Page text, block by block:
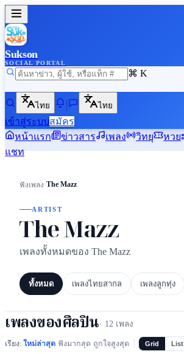
Sukson
SOCIAL PORTAL
⌘ K
ไทย ไทย
เข้าสู่ระบบสมัคร
หน้าแรก
ข่าวสาร เพลง วิทยุ หวย
แชท
ฟังเพลง›The Mazz
ARTIST
The Mazz
เพลงทั้งหมดของ The Mazz
ทั้งหมด เพลงไทยสากล เพลงลูกทุ่ง
เพลงของศิลปิน· 12 เพลง
เรียง: ใหม่ล่าสุด ฟังมากสุด ถูกใจสูงสุด Grid List